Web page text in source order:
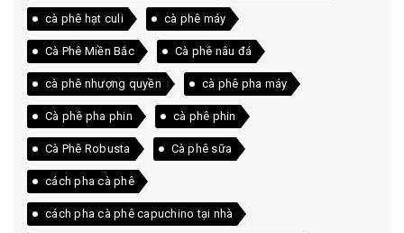
cà phê hạt culi cà phê máy
Cà Phê Miền Bắc Cà phê nâu đá
cà phê nhượng quyền cà phê pha máy
Cà phê pha phin cà phê phin
Cà Phê Robusta Cà phê sữa
cách pha cà phê
cách pha cà phê capuchino tại nhà